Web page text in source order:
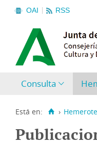
OAI RSS
Consulta
Está en: ›